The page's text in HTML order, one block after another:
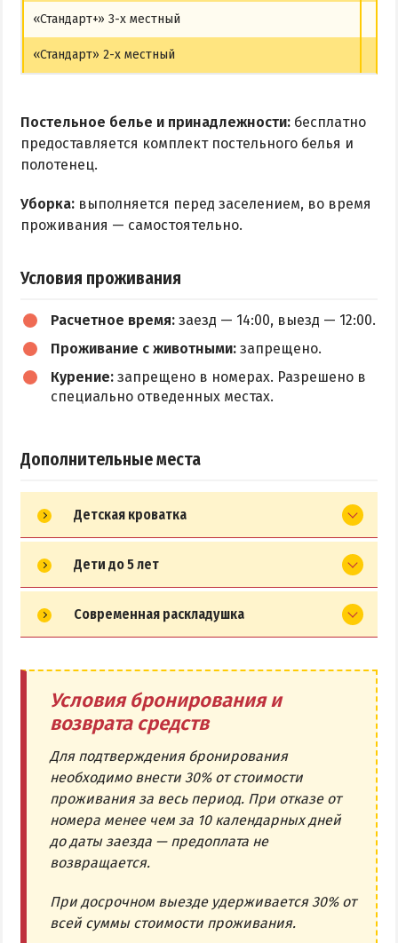
«Стандарт+» 3-х местный
«Стандарт» 2-х местный
Постельное белье и принадлежности: бесплатно
предоставляется комплект постельного белья и
полотенец.
Уборка: выполняется перед заселением, во время
проживания — самостоятельно.
Условия проживания
Расчетное время: заезд — 14:00, выезд — 12:00.
Проживание с животными: запрещено.
Курение: запрещено в номерах. Разрешено в
специально отведенных местах.
Дополнительные места
Детская кроватка
Дети до 5 лет
Современная раскладушка
Условия бронирования и
возврата средств
Для подтверждения бронирования
необходимо внести 30% от стоимости
проживания за весь период. При отказе от
номера менее чем за 10 календарных дней
до даты заезда — предоплата не
возвращается.
При досрочном выезде удерживается 30% от
всей суммы стоимости проживания.